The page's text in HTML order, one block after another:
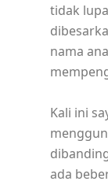
tidak
nama
Kali ini
ada